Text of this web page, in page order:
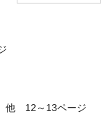
他 12～13ページ